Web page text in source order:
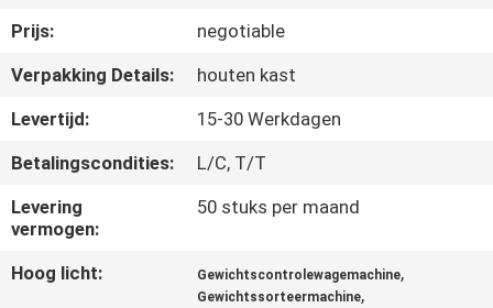
KWALITEITSCONTROLE
NEEM
CONTACT
MET
ONS
Prijs:
negotiable
Verpakking Details:
houten kast
Levertijd:
15-30 Werkdagen
Betalingscondities:
L/C, T/T
Levering
vermogen:
50 stuks per maand
Hoog licht: Gewichtscontrolewagemachine,
Gewichtssorteermachine,